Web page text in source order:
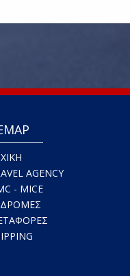
AGENCY
- MICE